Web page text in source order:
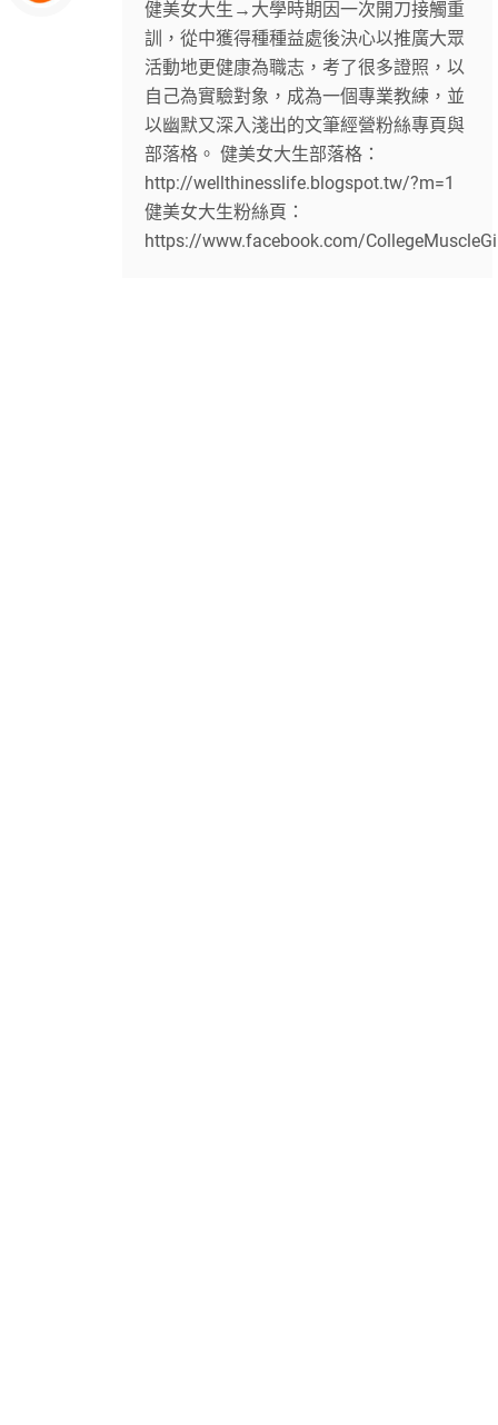
健美女大生→大學時期因一次開刀接觸重
訓，從中獲得種種益處後決心以推廣大眾
活動地更健康為職志，考了很多證照，以
自己為實驗對象，成為一個專業教練，並
以幽默又深入淺出的文筆經營粉絲專頁與
部落格。 健美女大生部落格：
http://wellthinesslife.blogspot.tw/?m=1
健美女大生粉絲頁：
https://www.facebook.com/